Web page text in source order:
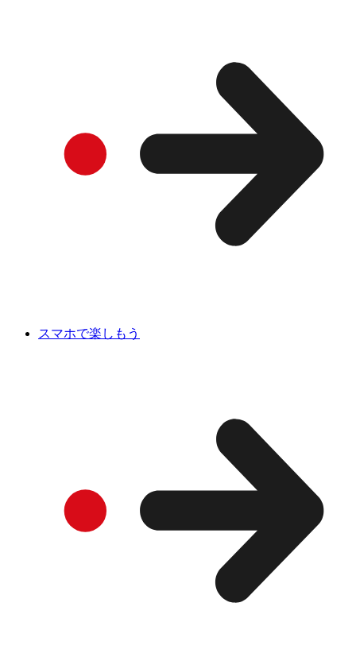
スマホで楽しもう